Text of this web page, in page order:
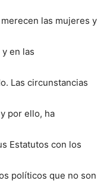
las mujeres y
en las
Las circunstancias
por ello, ha
Estatutos con los
políticos que no son